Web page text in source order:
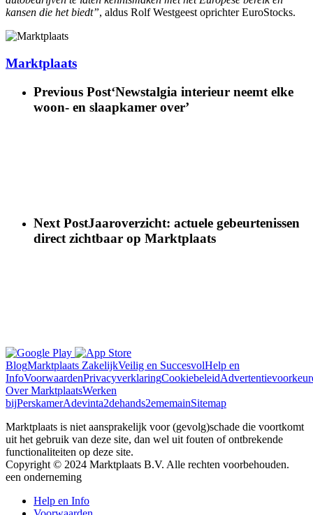
kansen die het biedt”, aldus Rolf Westgeest oprichter EuroStocks.
Marktplaats
Previous Post‘Newstalgia interieur neemt elke
woon- en slaapkamer over’
Next PostJaaroverzicht: actuele gebeurtenissen
direct zichtbaar op Marktplaats
BlogMarktplaats ZakelijkVeilig en SuccesvolHelp en
InfoVoorwaardenPrivacyverklaringCookiebeleid
Over MarktplaatsWerken
bijPerskamerAdevinta2dehands2ememainSitemap
Marktplaats is niet aansprakelijk voor (gevolg)schade die voortkomt
uit het gebruik van deze site, dan wel uit fouten of ontbrekende
functionaliteiten op deze site.
Copyright © 2024 Marktplaats B.V. Alle rechten voorbehouden.
een onderneming
Help en Info